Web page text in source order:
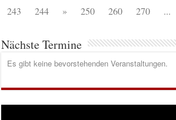
243
244 » 250 260 270 ...
Nächste Termine
Es gibt keine bevorstehenden Veranstaltungen.